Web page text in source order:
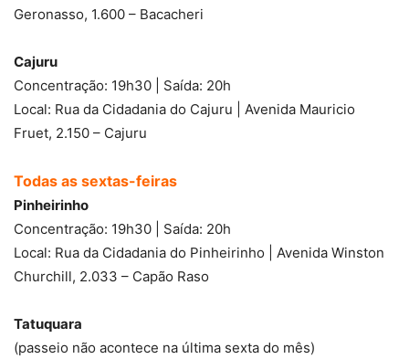
Geronasso, 1.600 – Bacacheri
Cajuru
Concentração: 19h30 | Saída: 20h
Local: Rua da Cidadania do Cajuru | Avenida Mauricio
Fruet, 2.150 – Cajuru
Todas as sextas-feiras
Pinheirinho
Concentração: 19h30 | Saída: 20h
Local: Rua da Cidadania do Pinheirinho | Avenida Winston
Churchill, 2.033 – Capão Raso
Tatuquara
(passeio não acontece na última sexta do mês)